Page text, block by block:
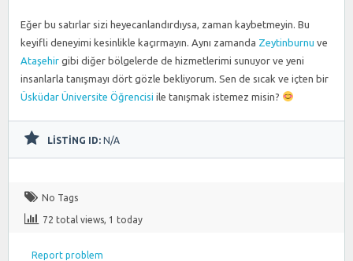
Eğer bu satırlar sizi heyecanlandırdıysa, zaman kaybetmeyin. Bu
keyifli deneyimi kesinlikle kaçırmayın. Aynı zamanda Zeytinburnu ve
Ataşehir gibi diğer bölgelerde de hizmetlerimi sunuyor ve yeni
insanlarla tanışmayı dört gözle bekliyorum. Sen de sıcak ve içten bir
Üsküdar Üniversite Öğrencisi ile tanışmak istemez misin?
LISTING ID: N/A
No Tags
72 total views, 1 today
Report problem